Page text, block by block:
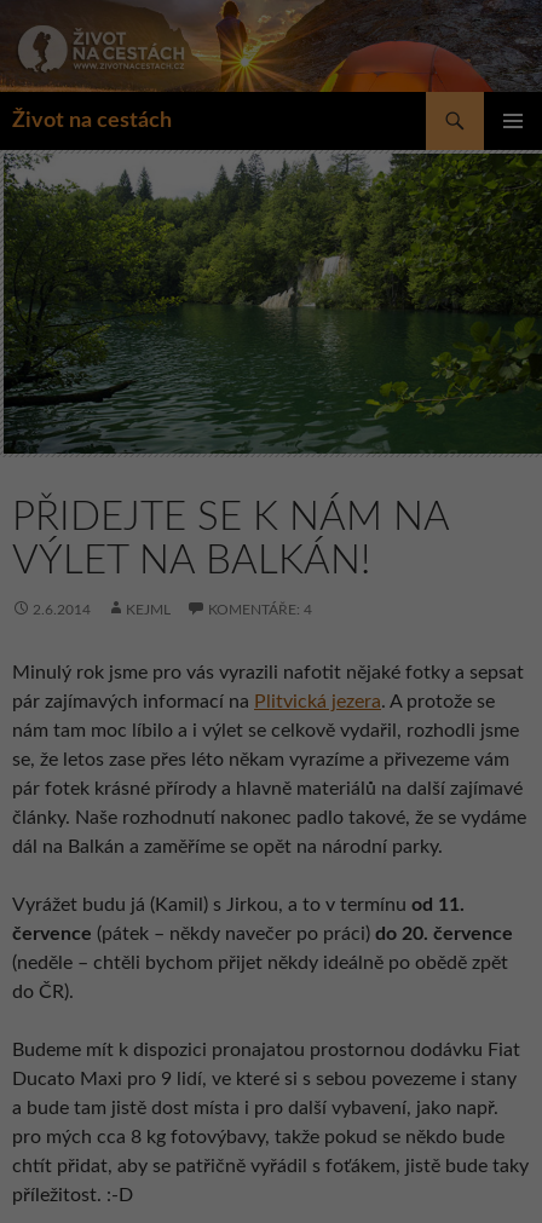
obsahu
Život na cestách
Hledat
MENU
PŘIDEJTE SE K NÁM NA
VÝLET NA BALKÁN!
2.6.2014 KEJML KOMENTÁŘE: 4
Minulý rok jsme pro vás vyrazili nafotit nějaké fotky a sepsat
pár zajímavých informací na Plitvická jezera. A protože se
nám tam moc líbilo a i výlet se celkově vydařil, rozhodli jsme
se, že letos zase přes léto někam vyrazíme a přivezeme vám
pár fotek krásné přírody a hlavně materiálů na další zajímavé
články. Naše rozhodnutí nakonec padlo takové, že se vydáme
dál na Balkán a zaměříme se opět na národní parky.
Vyrážet budu já (Kamil) s Jirkou, a to v termínu od 11.
července (pátek – někdy navečer po práci) do 20. července
(neděle – chtěli bychom přijet někdy ideálně po obědě zpět
do ČR).
Budeme mít k dispozici pronajatou prostornou dodávku Fiat
Ducato Maxi pro 9 lidí, ve které si s sebou povezeme i stany
a bude tam jistě dost místa i pro další vybavení, jako např.
pro mých cca 8 kg fotovýbavy, takže pokud se někdo bude
chtít přidat, aby se patřičně vyřádil s foťákem, jistě bude taky
příležitost. :-D